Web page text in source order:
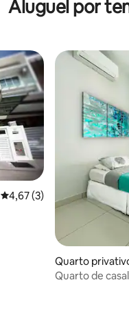
Aluguel por
4,67 de uma avaliação
4,67 (3)
Quarto
Quarto de